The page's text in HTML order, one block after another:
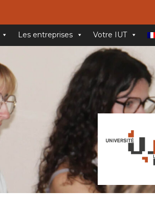
Les entreprises Votre IUT